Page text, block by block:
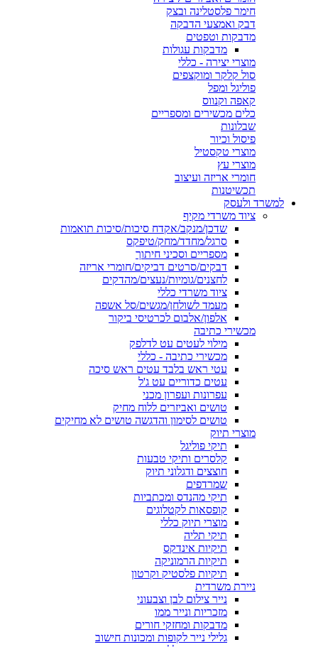
חימר פלסטלינה ובצק
דבק ואמצעי הדבקה
מדבקות וטפטים
מדבקות עגולות
מוצרי יצירה - כללי
סול קלקר ומוקצפים
פוליגל ומפל
קאפה וקנווס
כלים מכשירים ומספריים
שבלונות
פיסול וכיור
מוצרי טקסטיל
מוצרי עץ
חומרי אריזה ועיצוב
תכשיטנות
למשרד ולעסק
ציוד משרדי מקיף
שדכן/מנקב/אקדח סיכות/סיכות תואמות
סרגל/מחדד/מחק/טיפקס
מספריים וסכיני חיתוך
דבקים/סרטים דביקים/חומרי אריזה
לחצנים/גומיות/נעצים/מהדקים
ציוד משרדי כללי
מעמד לשולחן/מגשים/סל אשפה
אלפון/אלבום לכרטיסי ביקור
מכשירי כתיבה
מילוי לעטים עט לדלפק
מכשירי כתיבה - כללי
עטי ראש בלבד עטים ראש סיכה
עטים כדוריים עט ג'ל
עפרונות ועפרון מכני
טושים ואביזרים ללוח מחיק
טושים לסימון והדגשה טושים לא מחיקים
מוצרי תיוק
תיקי פוליגל
קלסרים ותיקי טבעות
חוצצים ודגלוני תיוק
שמרדפים
תיקי מהנדס ומכתביות
קופסאות לקטלוגים
מוצרי תיוק כללי
תיקי תליה
תיקיות אינדקס
תיקיות הרמוניקה
תיקיות פלסטיק וקרטון
ניירת משרדית
נייר צילום לבן וצבעוני
מזכריות ונייר ממו
מדבקות ומחזקי חורים
גלילי נייר לקופות ומכונות חישוב